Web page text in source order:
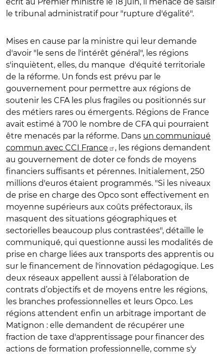
le tribunal administratif pour "rupture d'égalité".
Mises en cause par la ministre qui leur demande
d'avoir "le sens de l'intérêt général", les régions
s'inquiètent, elles, du manque d'équité territoriale
de la réforme. Un fonds est prévu par le
gouvernement pour permettre aux régions de
soutenir les CFA les plus fragiles ou positionnés sur
des métiers rares ou émergents. Régions de France
avait estimé à 700 le nombre de CFA qui pourraient
être menacés par la réforme. Dans un communiqué
commun avec CCI France
, les régions demandent
au gouvernement de doter ce fonds de moyens
financiers suffisants et pérennes. Initialement, 250
millions d'euros étaient programmés. "Si les niveaux
de prise en charge des Opco sont effectivement en
moyenne supérieurs aux coûts préfectoraux, ils
masquent des situations géographiques et
sectorielles beaucoup plus contrastées", détaille le
communiqué, qui questionne aussi les modalités de
prise en charge liées aux transports des apprentis ou
sur le financement de l'innovation pédagogique. Les
deux réseaux appellent aussi à l’élaboration de
contrats d’objectifs et de moyens entre les régions,
les branches professionnelles et leurs Opco. Les
régions attendent enfin un arbitrage important de
Matignon : elle demandent de récupérer une
fraction de taxe d'apprentissage pour financer des
actions de formation professionnelle, comme s'y